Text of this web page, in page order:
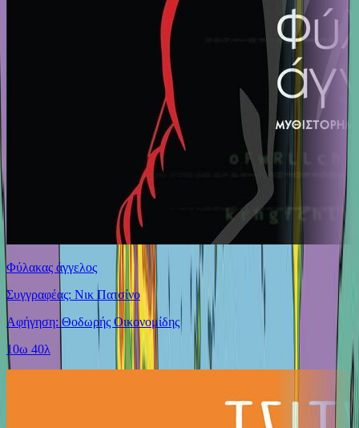
Φύλακας άγγελος
Συγγραφέας: Νικ Πατσίνο
Αφήγηση: Θοδωρής Οικονομίδης
10ω 40λ